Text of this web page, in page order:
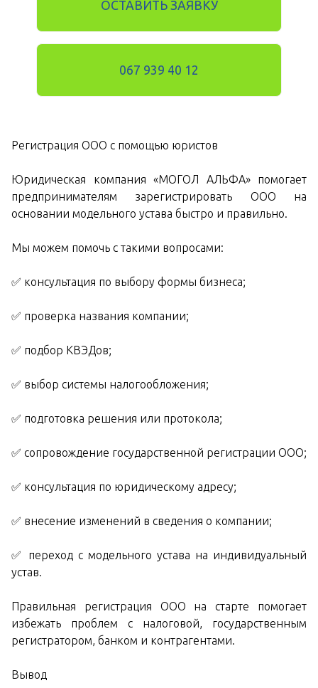
ОСТАВИТЬ ЗАЯВКУ
067 939 40 12
Регистрация ООО с помощью юристов
Юридическая компания «МОГОЛ АЛЬФА» помогает
предпринимателям зарегистрировать ООО на
основании модельного устава быстро и правильно.
Мы можем помочь с такими вопросами:
✅ консультация по выбору формы бизнеса;
✅ проверка названия компании;
✅ подбор КВЭДов;
✅ выбор системы налогообложения;
✅ подготовка решения или протокола;
✅ сопровождение государственной регистрации ООО;
✅ консультация по юридическому адресу;
✅ внесение изменений в сведения о компании;
✅ переход с модельного устава на индивидуальный
устав.
Правильная регистрация ООО на старте помогает
избежать проблем с налоговой, государственным
регистратором, банком и контрагентами.
Вывод